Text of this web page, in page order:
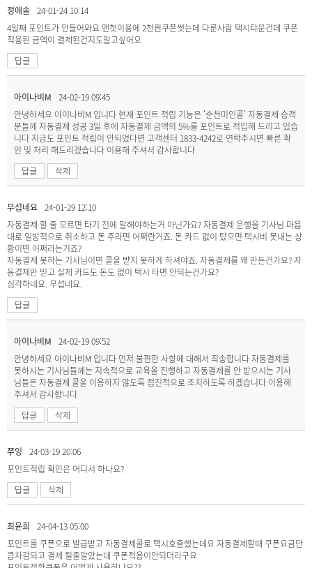
정애솔 24-01-24 10:14
4일째 포인트가 안들어와요 맨첫이용에 2천원쿠폰썻는데 다룬사람 택시탸운건데 쿠폰
적용된 금액이 결제된건지도알고싶어요
답글
아이나비M
24-02-19 09:45
안녕하세요 아이나비M 입니다 현재 포인트 적립 기능은 '순천미인콜' 자동결제 승객
분들께 자동결제 성공 3일 후에 자동결제 금액의 5%를 포인트로 적입해 드리고 있습
니다 지금도 포인트 적립이 안되었다면 고객센터 1833-4242로 연락주시면 빠른 확
인 및 처리 해드리겠습니다 이용해 주셔서 감사합니다
답글
삭제
무섭네요 24-01-29 12:10
자동결제 할 줄 모르면 타기 전에 말해야하는거 아닌가요? 자동결제 운행을 기사님 마음
대로 일방적으로 취소하고 돈 주라면 어쩌란거죠. 돈 카드 없이 탔으면 택시비 못내는 상
황이면 어쩌라는거죠?
자동결제 못하는 기사님이면 콜을 받지 못하게 하셔야죠. 자동결제를 왜 만든건가요? 자
동결제만 믿고 실제 카드도 돈도 없이 택시 타면 안되는건가요?
심각하네요. 무섭네요.
답글
아이나비M
24-02-19 09:52
안녕하세요 아이나비M 입니다 먼저 불편한 사항에 대해서 죄송합니다 자동결제를
못하시는 기사님들께는 지속적으로 교육을 진행하고 자동결제를 안 받으시는 기사
님들은 자동결제 콜을 이용하지 않도록 점진적으로 조치하도록 하겠습니다 이용해
주셔서 감사합니다
답글
삭제
쭈잉
24-03-19 20:06
포인트적립 확인은 어디서 하나요?
답글
삭제
최윤희
24-04-13 05:00
포인트를 쿠폰으로 발급받고 자동결제콜로 택시호출했는데요 자동결제할때 쿠폰요금만
큼차감되고 결제 될줄알았는데 쿠폰적용이안되더라구요